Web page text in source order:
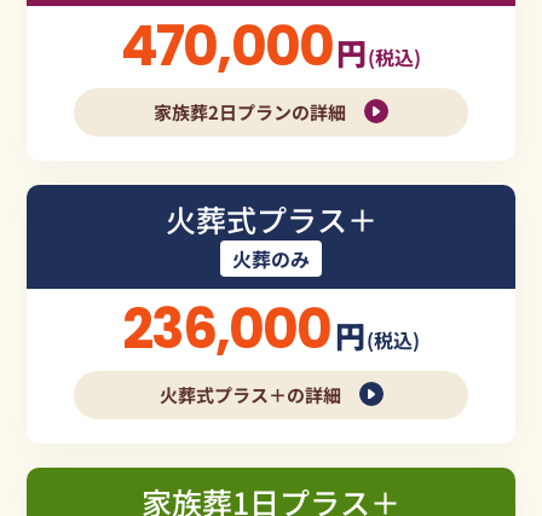
470,000円(税込)
家族葬2日プランの詳細
火葬式プラス＋
火葬のみ
236,000円(税込)
火葬式プラス＋の詳細
家族葬1日プラス＋